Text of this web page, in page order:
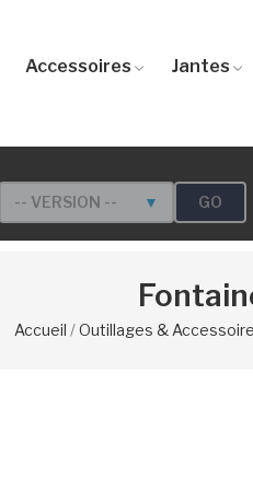
Accessoires Jantes
-- VERSION -- ▼ GO
Accueil Outillages &